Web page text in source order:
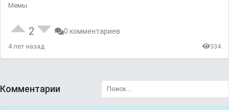
Мемы
2 0 комментариев
4 лет назад 334
Комментарии